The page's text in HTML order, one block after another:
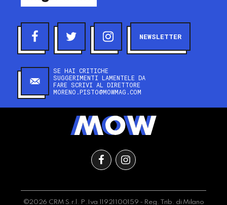
NEWSLETTER
SE HAI CRITICHE
SUGGERIMENTI LAMENTELE DA
FARE SCRIVI AL DIRETTORE
MORENO.PISTO@MOWMAG.COM
©2026 CRM S.r.l. P.Iva 11921100159 - Reg. Trib. di Milano